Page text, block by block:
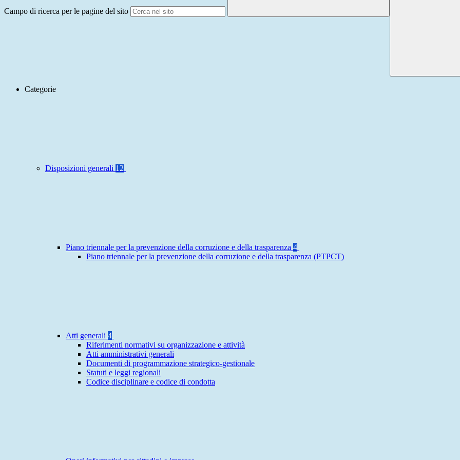
Campo di ricerca per le pagine del sito
Categorie
Disposizioni generali 12
Piano triennale per la prevenzione della corruzione e della trasparenza 4
Piano triennale per la prevenzione della corruzione e della trasparenza (PTPCT)
Atti generali 4
Riferimenti normativi su organizzazione e attività
Atti amministrativi generali
Documenti di programmazione strategico-gestionale
Statuti e leggi regionali
Codice disciplinare e codice di condotta